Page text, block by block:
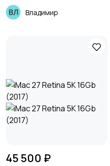
блок сис, мони
Владимир
45 500 ₽